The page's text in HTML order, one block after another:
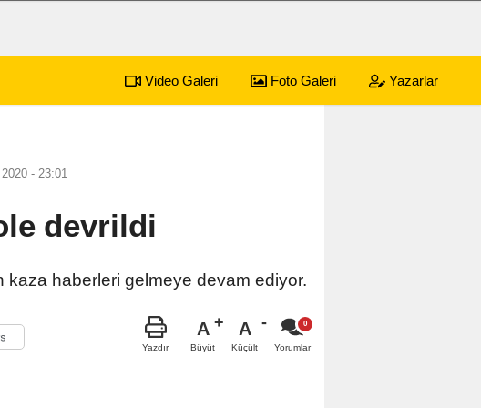
beş gün sürecek festival programı açıklandı 01:17
Video Galeri Foto Galeri Yazarlar
- 23:01
devrildi
kaza haberleri gelmeye devam ediyor.
Yazdır
A
Büyüt
A
Küçült Yorumlar